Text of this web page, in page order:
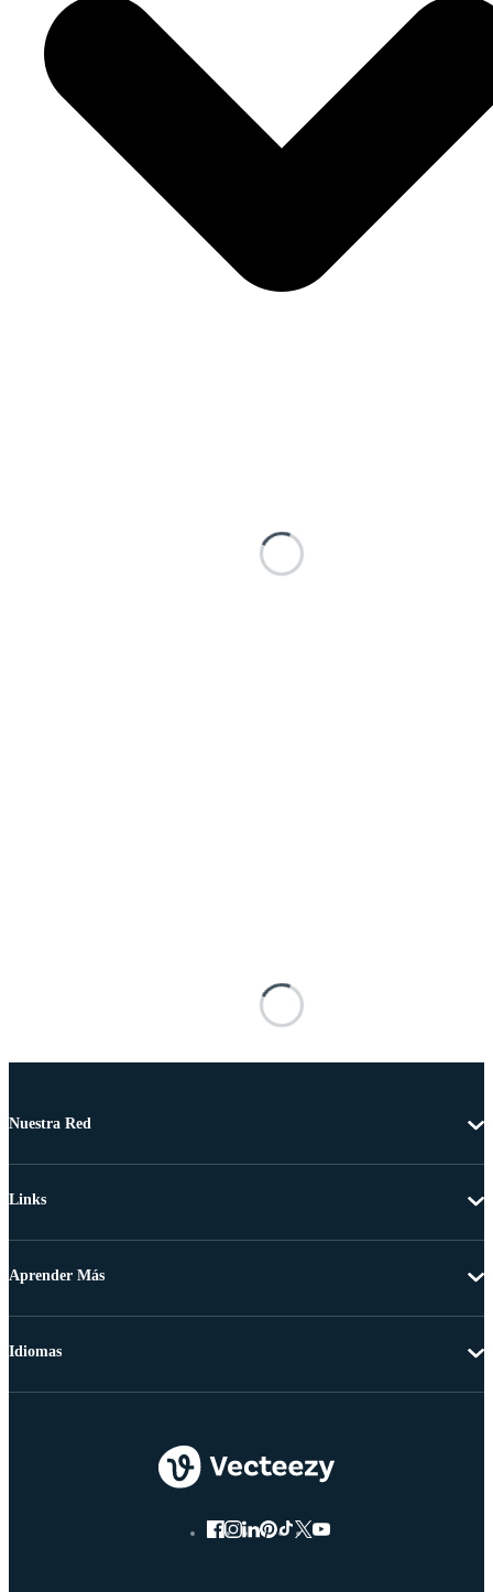
Nuestra Red
Links
Aprender Más
Idiomas